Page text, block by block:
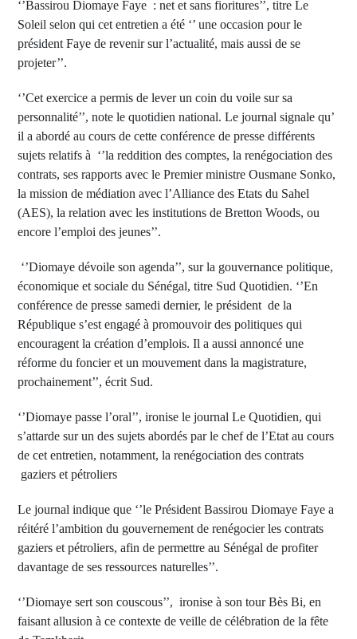
‘’Bassirou Diomaye Faye : net et sans fioritures’’, titre Le
Soleil selon qui cet entretien a été ‘’ une occasion pour le
président Faye de revenir sur l’actualité, mais aussi de se
projeter’’.
‘’Cet exercice a permis de lever un coin du voile sur sa
personnalité’’, note le quotidien national. Le journal signale qu’
il a abordé au cours de cette conférence de presse différents
sujets relatifs à ‘’la reddition des comptes, la renégociation des
contrats, ses rapports avec le Premier ministre Ousmane Sonko,
la mission de médiation avec l’Alliance des Etats du Sahel
(AES), la relation avec les institutions de Bretton Woods, ou
encore l’emploi des jeunes’’.
‘’Diomaye dévoile son agenda’’, sur la gouvernance politique,
économique et sociale du Sénégal, titre Sud Quotidien. ‘’En
conférence de presse samedi dernier, le président de la
République s’est engagé à promouvoir des politiques qui
encouragent la création d’emplois. Il a aussi annoncé une
réforme du foncier et un mouvement dans la magistrature,
prochainement’’, écrit Sud.
‘’Diomaye passe l’oral’’, ironise le journal Le Quotidien, qui
s’attarde sur un des sujets abordés par le chef de l’Etat au cours
de cet entretien, notamment, la renégociation des contrats
gaziers et pétroliers
Le journal indique que ‘’le Président Bassirou Diomaye Faye a
réitéré l’ambition du gouvernement de renégocier les contrats
gaziers et pétroliers, afin de permettre au Sénégal de profiter
davantage de ses ressources naturelles’’.
‘’Diomaye sert son couscous’’, ironise à son tour Bès Bi, en
faisant allusion à ce contexte de veille de célébration de la fête